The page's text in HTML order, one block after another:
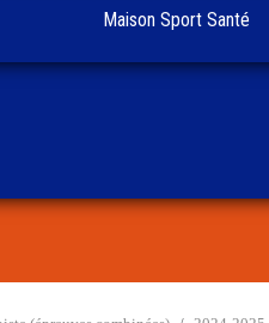
Maison Sport Santé